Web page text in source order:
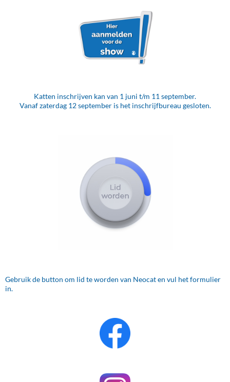
Katten inschrijven kan van 1 juni t/m 11 september.
Vanaf zaterdag 12 september is het inschrijfbureau gesloten.
Gebruik de button om lid te worden van Neocat en vul het formulier
in.